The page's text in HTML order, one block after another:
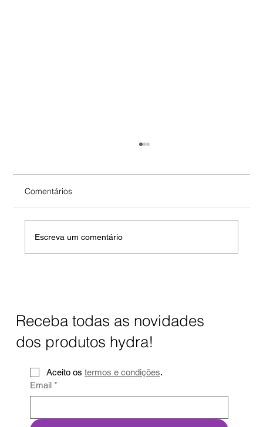
Comentários
Escreva um comentário
Receba todas as novidades
dos produtos hydra!
Aceito os termos e condições.
Email *